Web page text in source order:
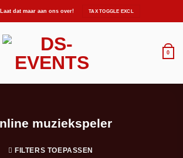
Laat dat maar aan ons over!
0
muziekspeler
FILTERS TOEPASSEN